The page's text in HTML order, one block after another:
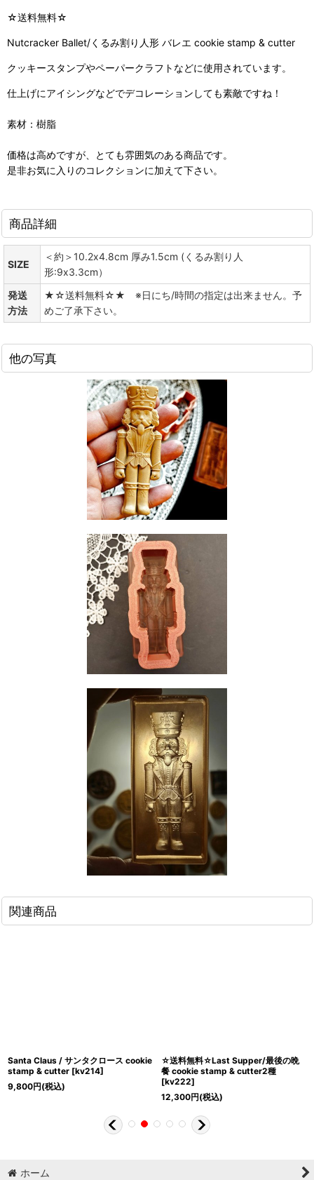
☆送料無料☆
Nutcracker Ballet/くるみ割り人形 バレエ cookie stamp & cutter
クッキースタンプやペーパークラフトなどに使用されています。
仕上げにアイシングなどでデコレーションしても素敵ですね！
素材：樹脂
価格は高めですが、とても雰囲気のある商品です。
是非お気に入りのコレクションに加えて下さい。
商品詳細
SIZE
＜約＞10.2x4.8cm 厚み1.5cm (くるみ割り人
形:9x3.3cm）
発送
方法
★☆送料無料☆★ ※日にち/時間の指定は出来ません。予
めご了承下さい。
他の写真
関連商品
Santa Claus / サンタクロース cookie
stamp & cutter [kv214]
9,800円(税込)
☆送料無料☆Last Supper/最後の晩
餐 cookie stamp & cutter2種
[kv222]
12,300円(税込)
ホーム